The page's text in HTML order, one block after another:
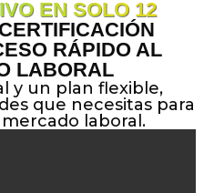
EN SOLO 12
RÁPIDO AL
LABORAL
y un plan flexible,
que necesitas para
laboral.